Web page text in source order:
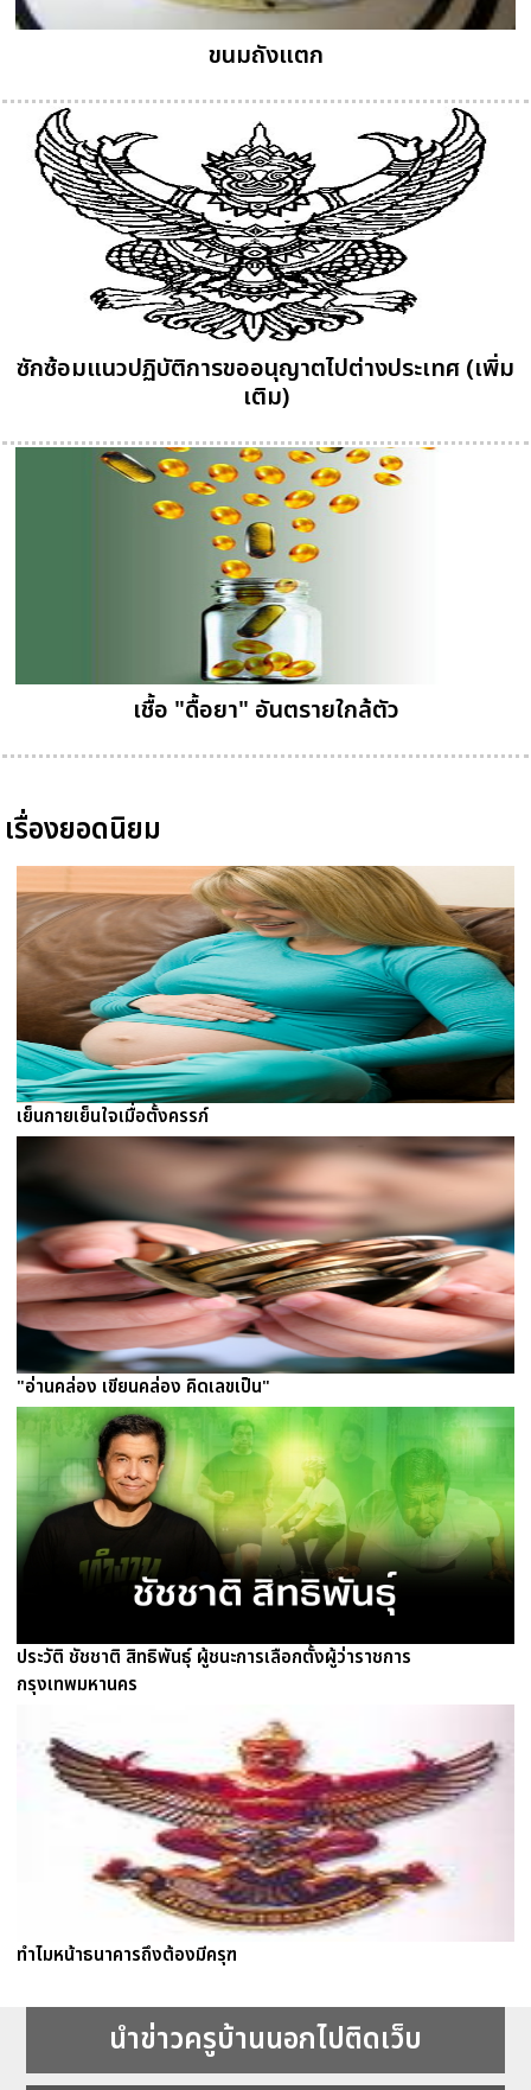
ขนมถังแตก
ซักซ้อมแนวปฏิบัติการขออนุญาตไปต่างประเทศ (เพิ่ม
เติม)
เชื้อ "ดื้อยา" อันตรายใกล้ตัว
เรื่องยอดนิยม
เย็นกายเย็นใจเมื่อตั้งครรภ์
"อ่านคล่อง เขียนคล่อง คิดเลขเป็น"
ประวัติ ชัชชาติ สิทธิพันธ์ุ ผู้ชนะการเลือกตั้งผู้ว่าราชการ
กรุงเทพมหานคร
ทำไมหน้าธนาคารถึงต้องมีครุฑ
นำข่าวครูบ้านนอกไปติดเว็บ